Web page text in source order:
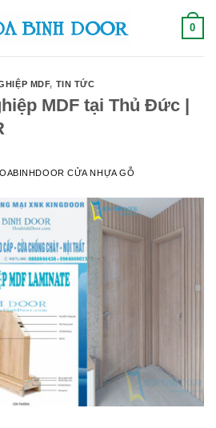
0
MDF, TIN TỨC
MDF tại Thủ Đức |
CỬA NHỰA GỖ